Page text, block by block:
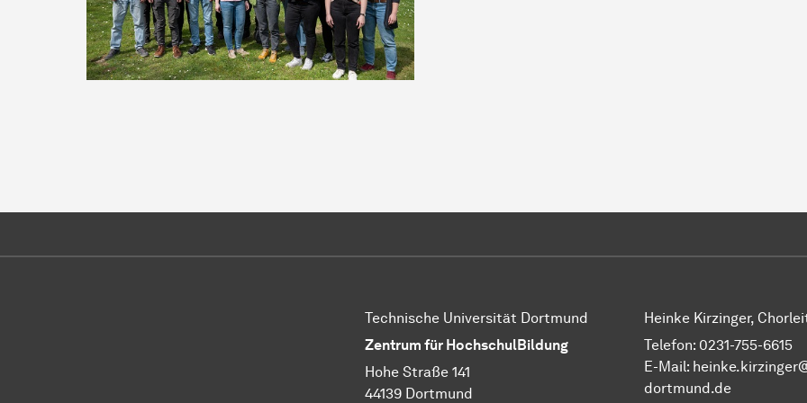
Technische Universität Dortmund
Zentrum für HochschulBildung
Hohe Straße 141
44139 Dortmund
Heinke Kirzinger,
Telefon: 0231-755-6615
E-Mail:
dortmund.de